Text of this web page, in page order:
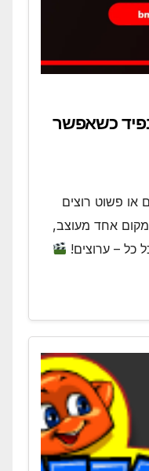
כשאפשר
או פשוט רוצים
אחד מעוצב,
כל – ערוצים!